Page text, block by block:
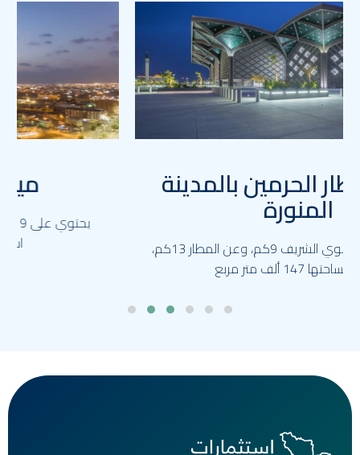
ميناء ينبع التجاري
يحتوي على 9 أرصفة، يستقبل البضائع والركاب بطاقة
استيعابية 3,71 مليون طن